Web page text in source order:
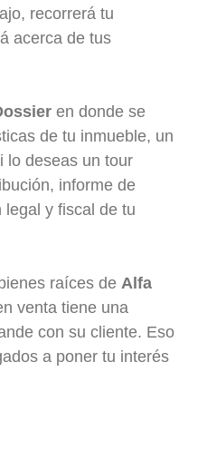
recorrerá tu
acerca de tus
en donde se
de tu inmueble, un
lo deseas un tour
informe de
y fiscal de tu
raíces de Alfa
venta tiene una
con su cliente. Eso
a poner tu interés